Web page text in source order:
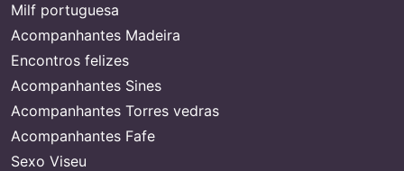
Milf portuguesa
Acompanhantes Madeira
Encontros felizes
Acompanhantes Sines
Acompanhantes Torres vedras
Acompanhantes Fafe
Sexo Viseu